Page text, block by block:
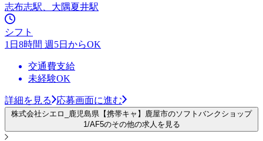
志布志駅、大隅夏井駅
シフト
1日8時間 週5日からOK
交通費支給
未経験OK
詳細を見る 応募画面に進む
株式会社シエロ_鹿児島県【携帯キャ】鹿屋市のソフトバンクショップ
1/AF5のその他の求人を見る